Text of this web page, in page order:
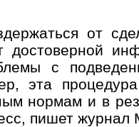
от
достоверной
с
эта
нормам и в
пишет журнал